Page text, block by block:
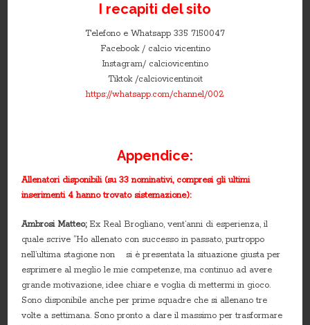
I recapiti del sito
Telefono e Whatsapp 335 7150047
Facebook / calcio vicentino
Instagram/ calciovicentino
Tiktok /calciovicentinoit
https://whatsapp.com/channel/002
Appendice:
Allenatori disponibili (su 33 nominativi, compresi gli ultimi
inserimenti 4 hanno trovato sistemazione):
Ambrosi Matteo;Ex Real Brogliano, vent’anni di esperienza, il
quale scrive “Ho allenato con successo in passato, purtroppo
nell’ultima stagione non si è presentata la situazione giusta per
esprimere al meglio le mie competenze, ma continuo ad avere
grande motivazione, idee chiare e voglia di mettermi in gioco.
Sono disponibile anche per prime squadre che si allenano tre
volte a settimana. Sono pronto a dare il massimo per trasformare